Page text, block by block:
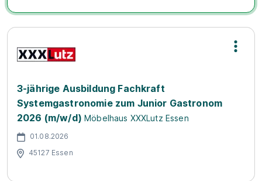
3-jährige Ausbildung Fachkraft
Systemgastronomie zum Junior Gastronom
2026 (m/w/d) Möbelhaus XXXLutz Essen
01.08.2026
45127 Essen